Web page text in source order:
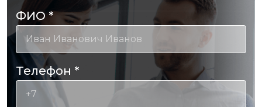
ФИО*
Телефон *